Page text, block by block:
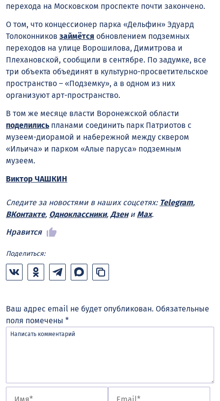
перехода на Московском проспекте почти закончено.
О том, что концессионер парка «Дельфин» Эдуард
Толоконников займётся обновлением подземных
переходов на улице Ворошилова, Димитрова и
Плехановской, сообщили в сентябре. По задумке, все
три объекта объединят в культурно-просветительское
пространство – «Подземку», а в одном из них
организуют арт-пространство.
В том же месяце власти Воронежской области
поделились планами соединить парк Патриотов с
музеем-диорамой и набережной между сквером
«Ильича» и парком «Алые паруса» подземным
музеем.
Виктор ЧАШКИН
Следите за новостями в наших соцсетях: Telegram,
ВКонтакте, Одноклассники, Дзени Max.
Нравится
Поделиться:
Ваш адрес email не будет опубликован. Обязательные
поля помечены *